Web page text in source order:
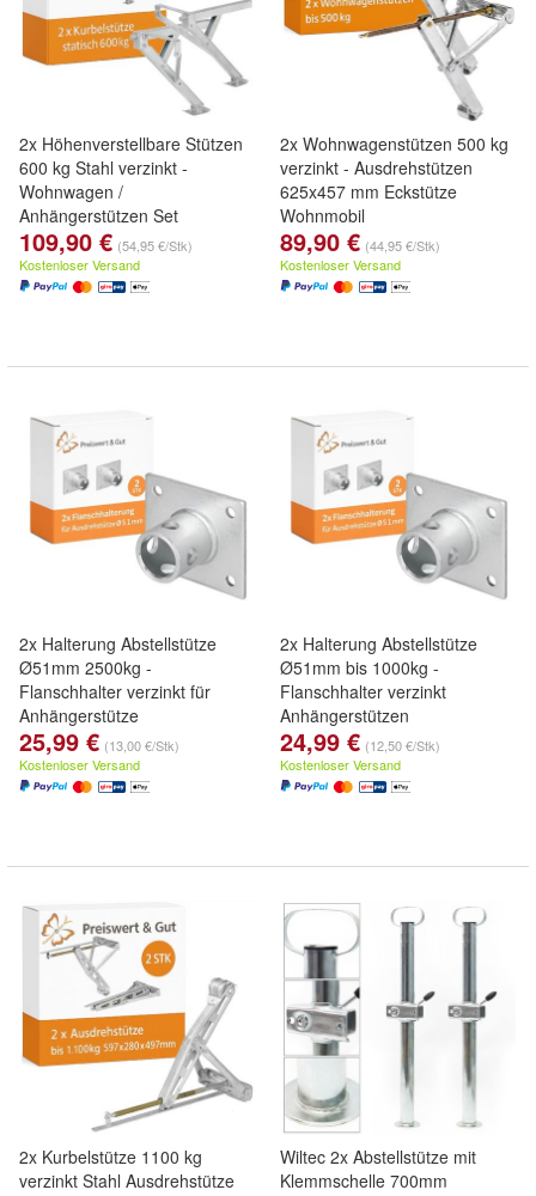
2x Höhenverstellbare Stützen
600 kg Stahl verzinkt -
Wohnwagen /
Anhängerstützen Set
109,90 € (54,95 €/Stk)
Kostenloser Versand
2x Wohnwagenstützen 500 kg
verzinkt - Ausdrehstützen
625x457 mm Eckstütze
Wohnmobil
89,90 € (44,95 €/Stk)
Kostenloser Versand
2x Halterung Abstellstütze
Ø51mm 2500kg -
Flanschhalter verzinkt für
Anhängerstütze
25,99 € (13,00 €/Stk)
Kostenloser Versand
2x Halterung Abstellstütze
Ø51mm bis 1000kg -
Flanschhalter verzinkt
Anhängerstützen
24,99 € (12,50 €/Stk)
Kostenloser Versand
2x Kurbelstütze 1100 kg
verzinkt Stahl Ausdrehstütze
Wiltec 2x Abstellstütze mit
Klemmschelle 700mm